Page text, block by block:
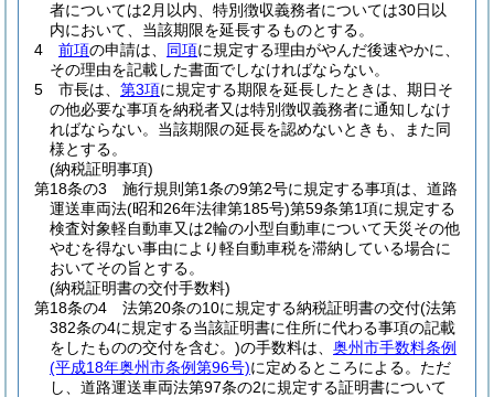
者については2月以内、特別徴収義務者については30日以
内において、当該期限を延長するものとする。
4
前項の申請は、 同項に規定する理由がやんだ後速やかに、
その理由を記載した書面でしなければならない。
5
市長は、 第3項に規定する期限を延長したときは、期日そ
の他必要な事項を納税者又は特別徴収義務者に通知しなけ
ればならない。 当該期限の延長を認めないときも、また同
様とする。
(納税証明事項)
第18条の3
施行規則第1条の9第2号に規定する事項は、道路
運送車両法(昭和26年法律第185号)第59条第1項に規定する
検査対象軽自動車又は2輪の小型自動車について天災その他
やむを得ない事由により軽自動車税を滞納している場合に
おいてその旨とする。
(納税証明書の交付手数料)
第18条の4
法第20条の10に規定する納税証明書の交付(法第
382条の4に規定する当該証明書に住所に代わる事項の記載
をしたものの交付を含む。)の手数料は、 奥州市手数料条例
(平成18年奥州市条例第96号)に定めるところによる。 ただ
し、道路運送車両法第97条の2に規定する証明書について